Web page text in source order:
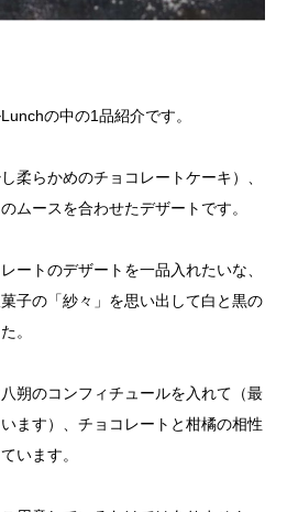
の中の1品紹介です。
柔らかめのチョコレートケーキ）、
ムースを合わせたデザートです。
ートのデザートを一品入れたいな、
子の「紗々」を思い出して白と黒の
。
朔のコンフィチュールを入れて（最
ます）、チョコレートと柑橘の相性
います。